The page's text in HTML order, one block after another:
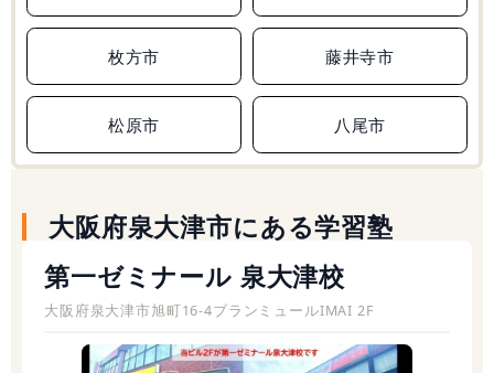
枚方市 藤井寺市
松原市 八尾市
大阪府泉大津市にある学習塾
第一ゼミナール 泉大津校
大阪府泉大津市旭町16-4ブランミュールIMAI 2F